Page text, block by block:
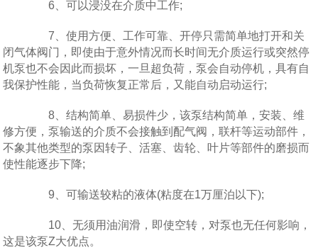
6、可以浸没在介质中工作;
7、使用方便、工作可靠、开停只需简单地打开和关
闭气体阀门，即使由于意外情况而长时间无介质运行或突然停
机泵也不会因此而损坏，一旦超负荷，泵会自动停机，具有自
我保护性能，当负荷恢复正常后，又能自动启动运行;
8、结构简单、易损件少，该泵结构简单，安装、维
修方便，泵输送的介质不会接触到配气阀，联杆等运动部件，
不象其他类型的泵因转子、活塞、齿轮、叶片等部件的磨损而
使性能逐步下降;
9、可输送较粘的液体(粘度在1万厘泊以下);
10、无须用油润滑，即使空转，对泵也无任何影响，
这是该泵Z大优点。